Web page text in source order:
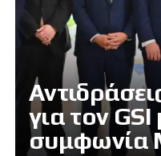
για τον GSI
συμφωνία